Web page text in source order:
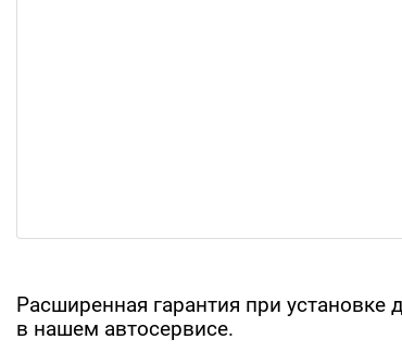
Расширенная гарантия при установке
в нашем автосервисе.